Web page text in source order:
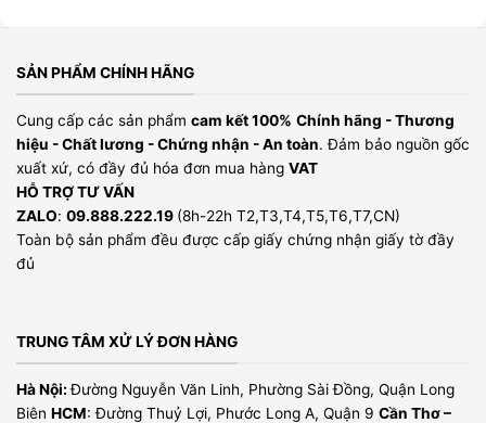
SẢN PHẨM CHÍNH HÃNG
Cung cấp các sản phẩm cam kết 100% Chính hãng - Thương
hiệu - Chất lương - Chứng nhận - An toàn. Đảm bảo nguồn gốc
xuất xứ, có đầy đủ hóa đơn mua hàng VAT
HỖ TRỢ TƯ VẤN
ZALO: 09.888.222.19 (8h-22h T2,T3,T4,T5,T6,T7,CN)
Toàn bộ sản phẩm đều được cấp giấy chứng nhận giấy tờ đầy
đủ
TRUNG TÂM XỬ LÝ ĐƠN HÀNG
Hà Nội:Đường Nguyễn Văn Linh, Phường Sài Đồng, Quận Long
Biên HCM: Đường Thuỷ Lợi, Phước Long A, Quận 9 Cần Thơ –